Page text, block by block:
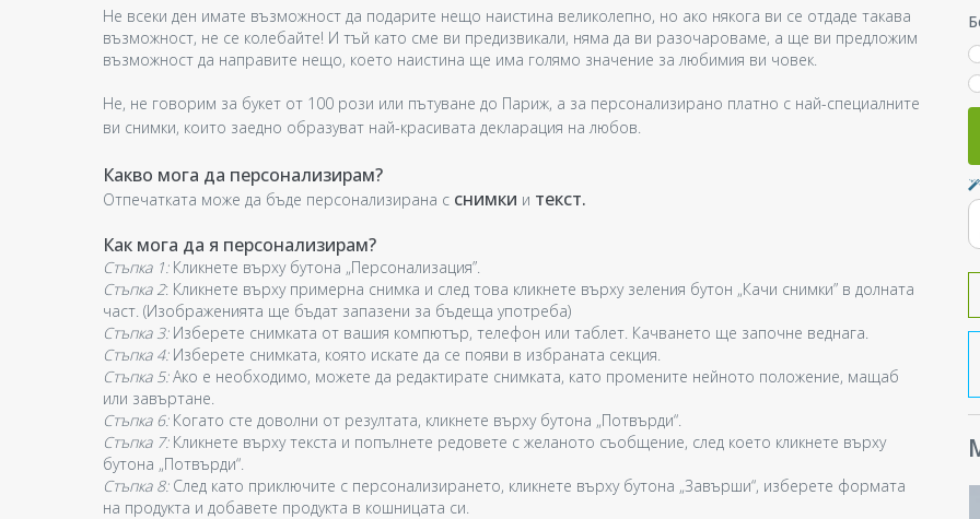
Не всеки ден имате възможност да подарите нещо наистина великолепно, но ако някога ви се отдаде такава
възможност, не се колебайте! И тъй като сме ви предизвикали, няма да ви разочароваме, а ще ви предложим
възможност да направите нещо, което наистина ще има голямо значение за любимия ви човек.
Не, не говорим за букет от 100 рози или пътуване до Париж, а за персонализирано платно с най-специалните
ви снимки, които заедно образуват най-красивата декларация на любов.
Какво мога да персонализирам?
Отпечатката може да бъде персонализирана с снимки и текст.
Как мога да я персонализирам?
Стъпка 1:Кликнете върху бутона „Персонализация”.
Стъпка 2: Кликнете върху примерна снимка и след това кликнете върху зеления бутон „Качи снимки” в долната
част. (Изображенията ще бъдат запазени за бъдеща употреба)
Стъпка 3:Изберете снимката от вашия компютър, телефон или таблет. Качването ще започне веднага.
Стъпка 4:Изберете снимката, която искате да се появи в избраната секция.
Стъпка 5:Ако е необходимо, можете да редактирате снимката, като промените нейното положение, мащаб
или завъртане.
Стъпка 6:Когато сте доволни от резултата, кликнете върху бутона „Потвърди“.
Стъпка 7:Кликнете върху текста и попълнете редовете с желаното съобщение, след което кликнете върху
бутона „Потвърди“.
Стъпка 8:След като приключите с персонализирането, кликнете върху бутона „Завърши“, изберете формата
на продукта и добавете продукта в кошницата си.